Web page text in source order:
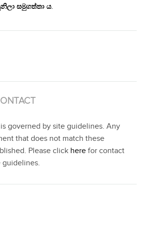
සමුගත්තා ය.
governed by site guidelines. Any
that does not match these
Please click here for contact
guidelines.